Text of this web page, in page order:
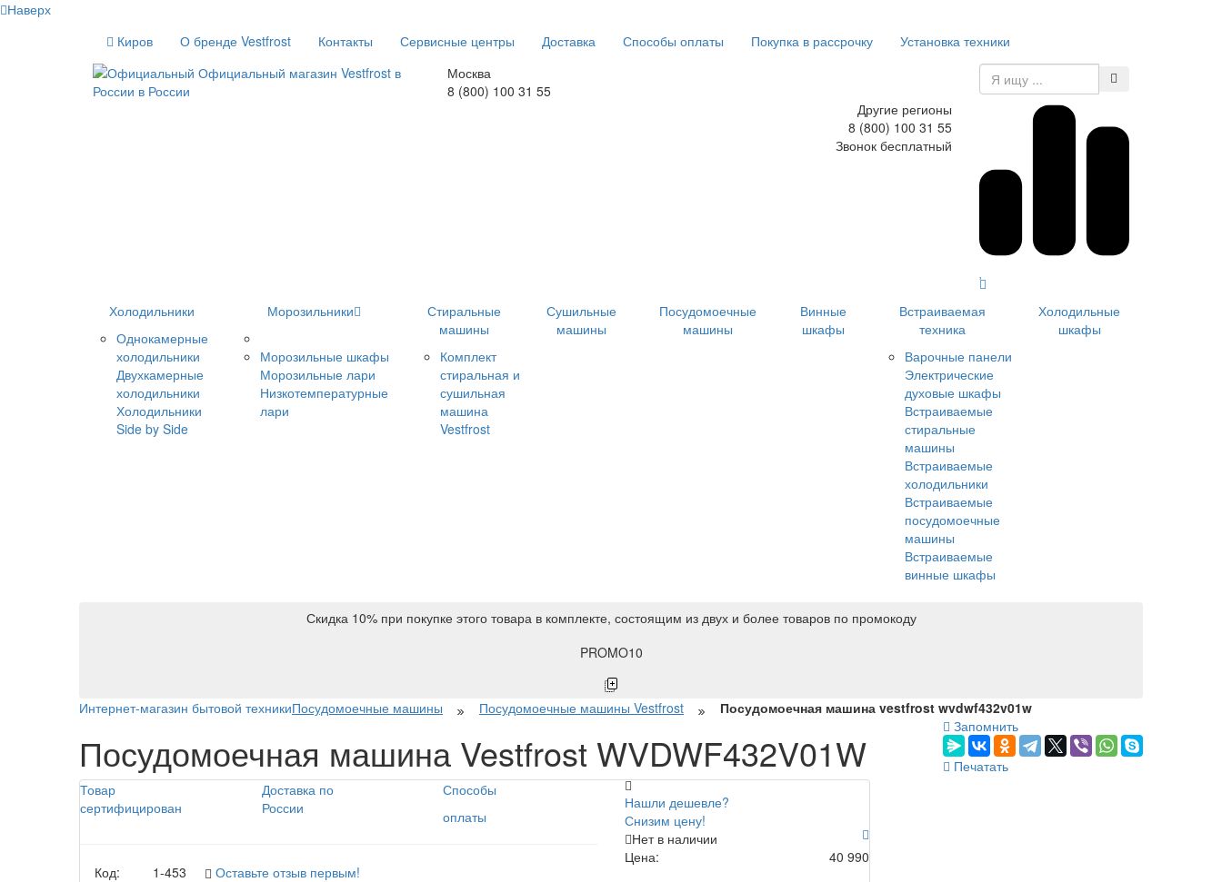
Наверх
Киров
О бренде Vestfrost Контакты Сервисные центры Доставка Способы оплаты Покупка в рассрочку
Установка техники
Москва
8 (800) 100 31 55
Другие регионы
8 (800) 100 31 55
Звонок бесплатный
Холодильники
Однокамерные
холодильники
Двухкамерные
холодильники
Холодильники
Side by Side
Морозильники
Морозильные шкафы
Морозильные лари
Низкотемпературные
лари
Стиральные
машины
Комплект
стиральная и
сушильная
машина
Vestfrost
Сушильные
машины
Посудомоечные
машины
Винные
шкафы
Встраиваемая
техника
Варочные панели
Электрические
духовые шкафы
Встраиваемые
стиральные
машины
Встраиваемые
холодильники
Встраиваемые
посудомоечные
машины
Встраиваемые
винные шкафы
Холодильные
шкафы
Скидка 10% при покупке этого товара в комплекте, состоящим из двух и более товаров по промокоду
PROMO10
Интернет-магазин бытовой техникиПосудомоечные машины Посудомоечные машины Vestfrost Посудомоечная машина vestfrost wvdwf432v01w
Посудомоечная машина Vestfrost WVDWF432V01W
Запомнить
Печатать
Товар
сертифицирован
Доставка по
России
Способы
оплаты
Код: 1-453 Оставьте отзыв первым!
Нашли дешевле?
Снизим цену!
Нет в наличии
Цена:
40 990